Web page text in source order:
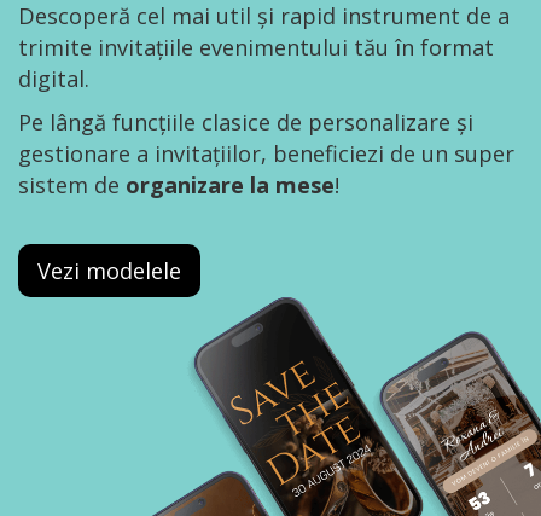
Descoperă cel mai util și rapid instrument de a
trimite invitațiile evenimentului tău în format
digital.
Pe lângă funcțiile clasice de personalizare și
gestionare a invitațiilor, beneficiezi de un super
sistem de organizare la mese!
Vezi modelele